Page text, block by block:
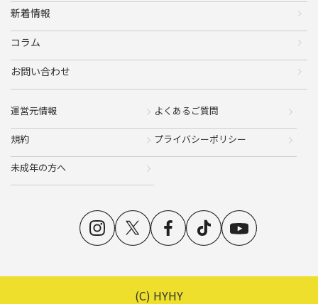
新着情報
コラム
お問い合わせ
運営元情報 よくあるご質問
規約 プライバシーポリシー
未成年の方へ
(C) HYHY